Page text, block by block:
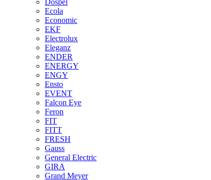
Ecola
Economic
EKF
Electrolux
Eleganz
ENDER
ENERGY
ENGY
Ensto
EVENT
Falcon Eye
Feron
FIT
FITT
FRESH
Gauss
General Electric
GIRA
Grand Meyer